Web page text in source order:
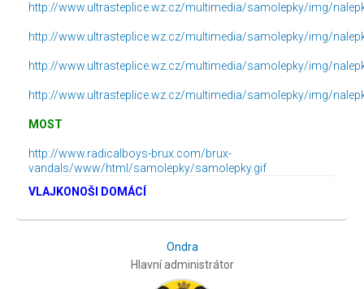
http://www.ultrasteplice.wz.cz/multimedia/samolepky/img/
http://www.ultrasteplice.wz.cz/multimedia/samolepky/img/
http://www.ultrasteplice.wz.cz/multimedia/samolepky/img/
http://www.ultrasteplice.wz.cz/multimedia/samolepky/img/
MOST
http://www.radicalboys-brux.com/brux-
vandals/www/html/samolepky/samolepky.gif
VLAJKONOŠI DOMÁCÍ
Ondra
Hlavní administrátor